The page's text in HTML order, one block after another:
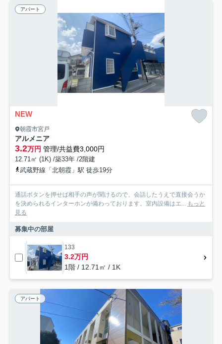
アパート
NEW
朝霞市宮戸
アルメニア
3.2万円 管理/共益費3,000円
12.71㎡ (1K) /築33年 /2階建
武蔵野線「北朝霞」駅 徒歩19分
通話ボタンを押せば相手の声が聞けるので、会話したうえで直接会うか
を決められるインターホンが備わっております。室内設備はエ... もっと
見る
募集中の部屋
133
3.2万円
1階 / 12.71㎡ / 1K
アパート